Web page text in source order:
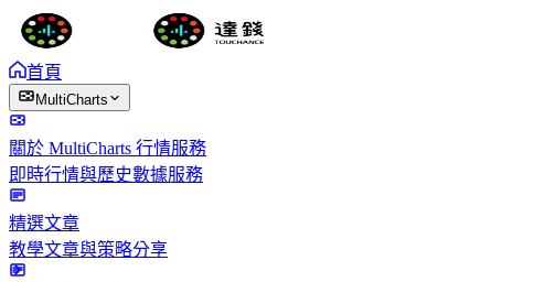
首頁
MultiCharts
關於 MultiCharts 行情服務
即時行情與歷史數據服務
精選文章
教學文章與策略分享